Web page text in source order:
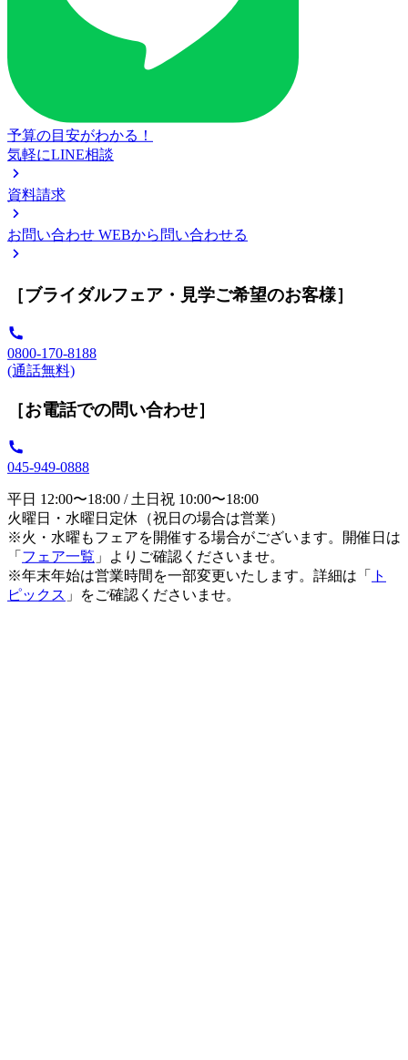
予算の目安がわかる！
気軽にLINE相談
資料請求
お問い合わせ WEBから問い合わせる
［ブライダルフェア・見学ご希望のお客様］
0800-170-8188
(通話無料)
［お電話での問い合わせ］
045-949-0888
平日 12:00〜18:00 / 土日祝 10:00〜18:00
火曜日・水曜日定休（祝日の場合は営業）
※火・水曜もフェアを開催する場合がございます。開催日は
「 フェア一覧 」よりご確認くださいませ。
※年末年始は営業時間を一部変更いたします。詳細は「
ト
ピックス 」をご確認くださいませ。